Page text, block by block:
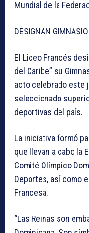
Mundial de la
DESIGNAN
El Liceo Francés
del Caribe” su
acto celebrado este
seleccionado
deportivas del país.
La iniciativa formó
que llevan a cabo la
Comité Olímpico
Deportes, así como
Francesa.
“Las Reinas son